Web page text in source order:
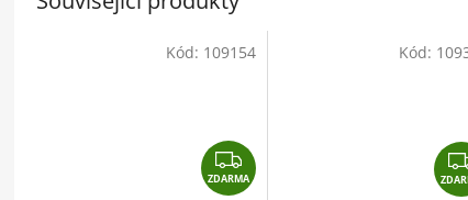
Z
D
ZDARMA
Kód: 109154 Kód: